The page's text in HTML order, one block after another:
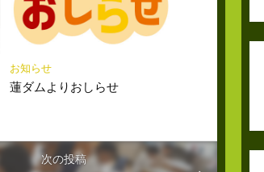
お知らせ
蓮ダムよりおしらせ
次の投稿